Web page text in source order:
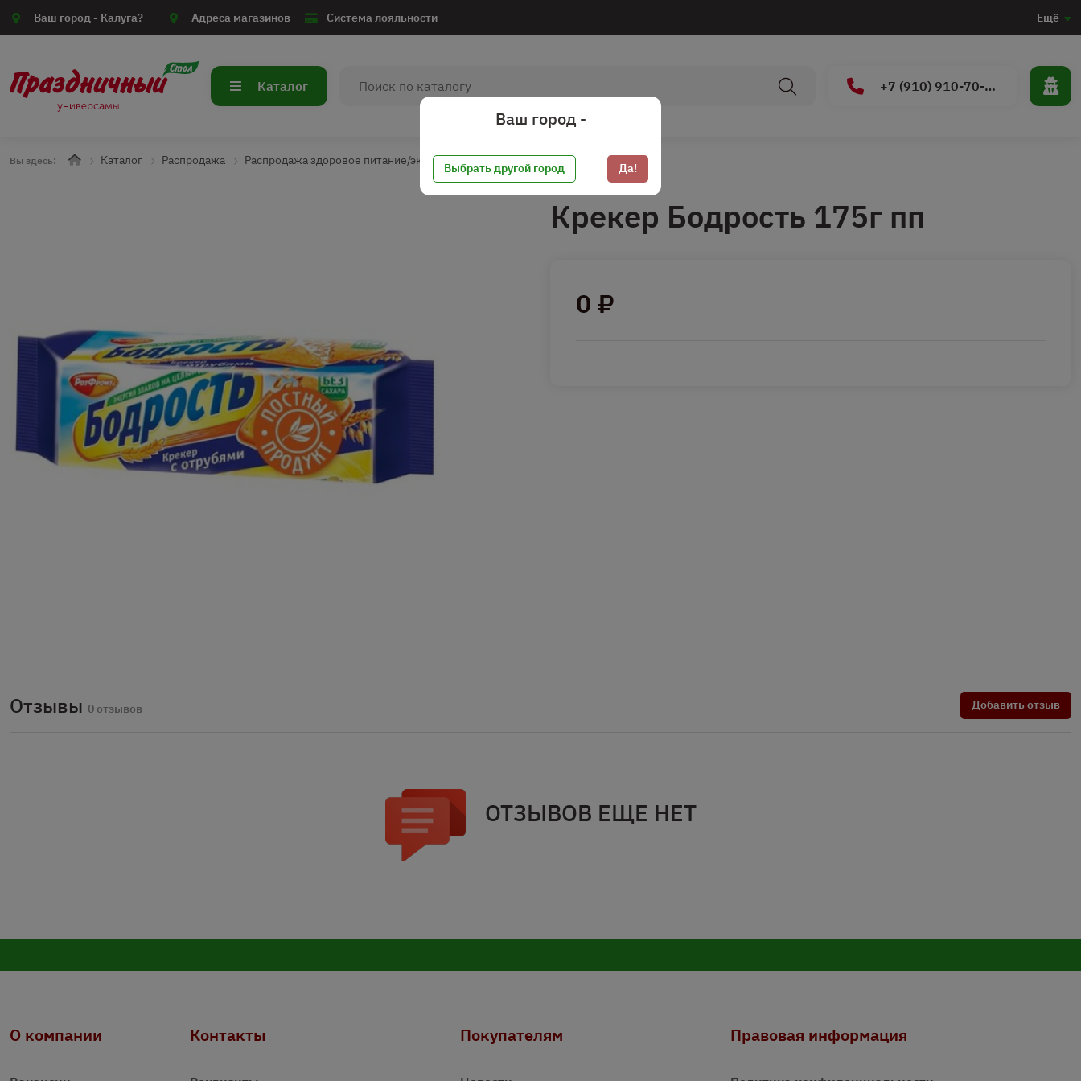
Ваш город - Калуга? Адреса магазинов Система лояльности Ещё
Каталог +7 (910) 910-70-15
Вы здесь: Каталог Распродажа Распродажа здоровое питание/экзотика
Крекер Бодрость 175г пп
0 ₽
Отзывы 0 отзывов Добавить отзыв
ОТЗЫВОВ ЕЩЕ НЕТ
О компании Контакты Покупателям Правовая информация
Ваш город -
Выбрать другой город Да!